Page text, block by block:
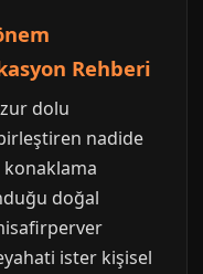
Rehberi
dolu
nadide
doğal
ister kişisel